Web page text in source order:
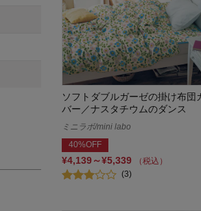
ソフトダブルガーゼの掛け布団
バー／ナスタチウムのダンス
ミニラボ/mini labo
40%OFF
¥4,139～¥5,339
（税込）
(3)